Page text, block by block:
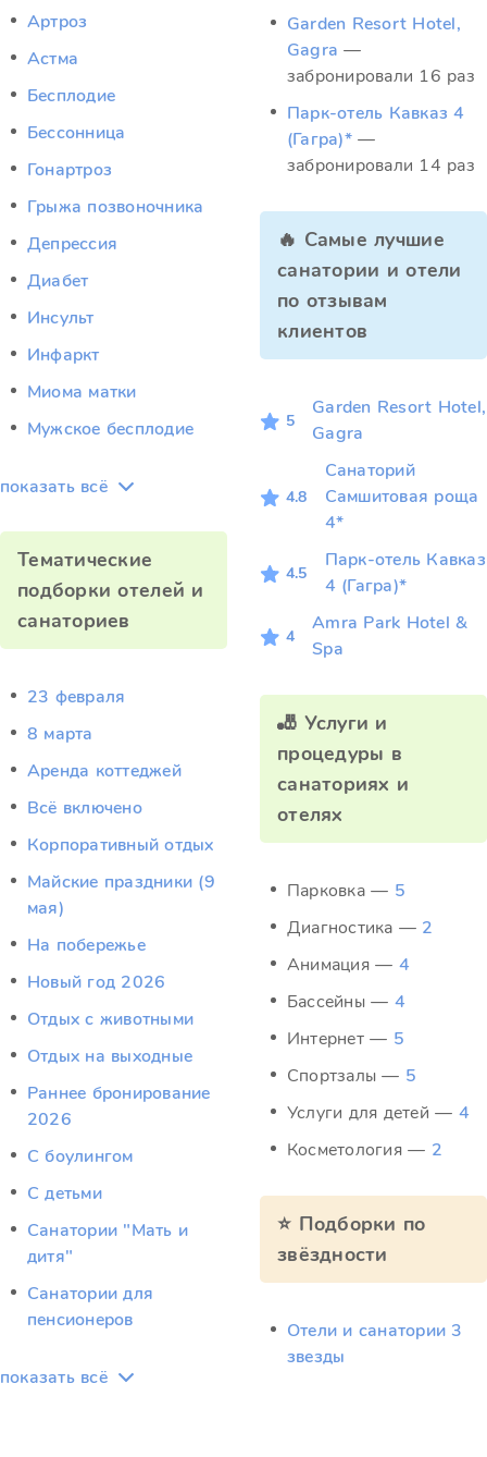
Артроз
Астма
Бесплодие
Бессонница
Гонартроз
Грыжа позвоночника
Депрессия
Диабет
Инсульт
Инфаркт
Миома матки
Мужское бесплодие
показать всё
Тематические
подборки отелей и
санаториев
23 февраля
8 марта
Аренда коттеджей
Всё включено
Корпоративный отдых
Майские праздники (9
мая)
На побережье
Новый год 2026
Отдых c животными
Отдых на выходные
Раннее бронирование
2026
С боулингом
С детьми
Санатории "Мать и
дитя"
Санатории для
пенсионеров
показать всё
Garden Resort Hotel,
Gagra —
забронировали 16 раз
Парк-отель Кавказ 4
(Гагра)* —
забронировали 14 раз
🔥 Самые лучшие
санатории и отели
по отзывам
клиентов
5
Garden Resort Hotel,
Gagra
4.8
Санаторий
Самшитовая роща
4*
4.5
Парк-отель Кавказ
4 (Гагра)*
4
Amra Park Hotel &
Spa
🎳 Услуги и
процедуры в
санаториях и
отелях
Парковка — 5
Диагностика — 2
Анимация — 4
Бассейны — 4
Интернет — 5
Спортзалы — 5
Услуги для детей — 4
Косметология — 2
⭐ Подборки по
звёздности
Отели и санатории 3
звезды